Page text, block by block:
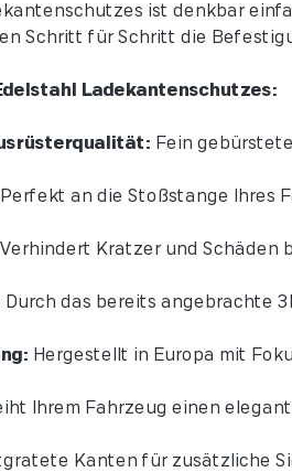
ist denkbar
Schritt für Schritt die
Ladekantenschutzes:
Fein
Perfekt an die Stoßstange Ihres
Verhindert Kratzer und Schäden
Durch das bereits angebrachte
Hergestellt in Europa mit
Ihrem Fahrzeug einen
Kanten für zusätzliche